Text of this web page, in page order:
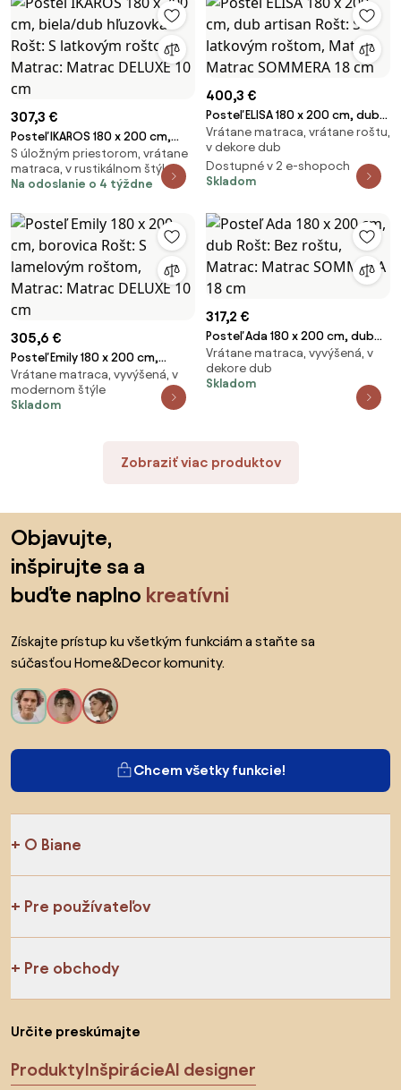
307,3 €
Posteľ IKAROS 180 x 200 cm,
biela/dub hľuzovka Rošt: S
latkovým roštom, Matrac:
Matrac DELUXE 10 cm
S úložným priestorom, vrátane
matraca, v rustikálnom štýle
Na odoslanie o 4 týždne
400,3 €
Posteľ ELISA 180 x 200 cm, dub
artisan Rošt: S latkovým
roštom, Matrac: Matrac
SOMMERA 18 cm
Vrátane matraca, vrátane roštu,
v dekore dub
Dostupné v 2 e-shopoch
Skladom
305,6 €
Posteľ Emily 180 x 200 cm,
borovica Rošt: S lamelovým
roštom, Matrac: Matrac DELUXE
10 cm
Vrátane matraca, vyvýšená, v
modernom štýle
Skladom
317,2 €
Posteľ Ada 180 x 200 cm, dub
Rošt: Bez roštu, Matrac:
Matrac SOMMERA 18 cm
Vrátane matraca, vyvýšená, v
dekore dub
Skladom
Zobraziť viac produktov
Objavujte,
inšpirujte sa a
buďte naplno kreatívni
Získajte prístup ku všetkým funkciám a staňte sa
súčasťou Home&Decor komunity.
Chcem všetky funkcie!
O Biane
Pre používateľov
Pre obchody
Určite preskúmajte
ProduktyInšpirácieAI designer